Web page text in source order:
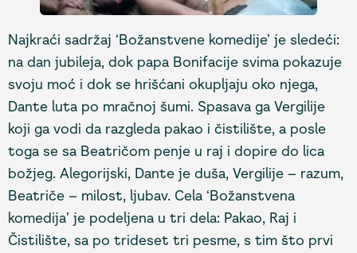
Najkraći sadržaj ‘Božanstvene komedije’ je sledeći:
na dan jubileja, dok papa Bonifacije svima pokazuje
svoju moć i dok se hrišćani okupljaju oko njega,
Dante luta po mračnoj šumi. Spasava ga Vergilije
koji ga vodi da razgleda pakao i čistilište, a posle
toga se sa Beatričom penje u raj i dopire do lica
božjeg. Alegorijski, Dante je duša, Vergilije – razum,
Beatriče – milost, ljubav. Cela ‘Božanstvena
komedija’ je podeljena u tri dela: Pakao, Raj i
Čistilište, sa po trideset tri pesme, s tim što prvi